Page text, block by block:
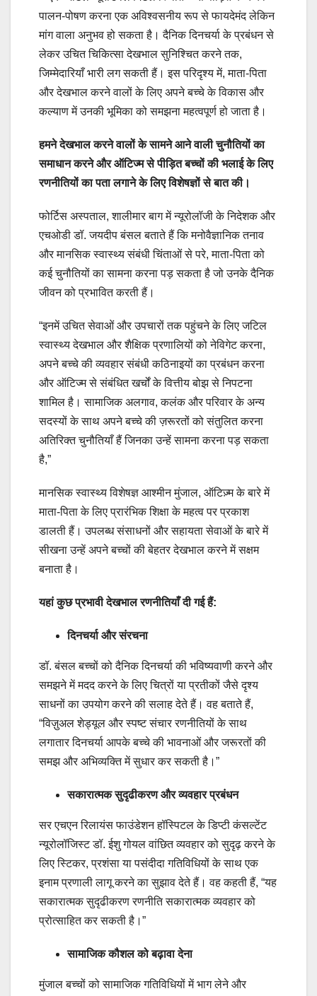
पालन-पोषण करना एक अविश्वसनीय रूप से फायदेमंद लेकिन
मांग वाला अनुभव हो सकता है। दैनिक दिनचर्या के प्रबंधन से
लेकर उचित चिकित्सा देखभाल सुनिश्चित करने तक,
जिम्मेदारियाँ भारी लग सकती हैं। इस परिदृश्य में, माता-पिता
और देखभाल करने वालों के लिए अपने बच्चे के विकास और
कल्याण में उनकी भूमिका को समझना महत्वपूर्ण हो जाता है।
हमने देखभाल करने वालों के सामने आने वाली चुनौतियों का
समाधान करने और ऑटिज्म से पीड़ित बच्चों की भलाई के लिए
रणनीतियों का पता लगाने के लिए विशेषज्ञों से बात की।
फोर्टिस अस्पताल, शालीमार बाग में न्यूरोलॉजी के निदेशक और
एचओडी डॉ. जयदीप बंसल बताते हैं कि मनोवैज्ञानिक तनाव
और मानसिक स्वास्थ्य संबंधी चिंताओं से परे, माता-पिता को
कई चुनौतियों का सामना करना पड़ सकता है जो उनके दैनिक
जीवन को प्रभावित करती हैं।
“इनमें उचित सेवाओं और उपचारों तक पहुंचने के लिए जटिल
स्वास्थ्य देखभाल और शैक्षिक प्रणालियों को नेविगेट करना,
अपने बच्चे की व्यवहार संबंधी कठिनाइयों का प्रबंधन करना
और ऑटिज्म से संबंधित खर्चों के वित्तीय बोझ से निपटना
शामिल है। सामाजिक अलगाव, कलंक और परिवार के अन्य
सदस्यों के साथ अपने बच्चे की ज़रूरतों को संतुलित करना
अतिरिक्त चुनौतियाँ हैं जिनका उन्हें सामना करना पड़ सकता
है,”
मानसिक स्वास्थ्य विशेषज्ञ आश्मीन मुंजाल, ऑटिज़्म के बारे में
माता-पिता के लिए प्रारंभिक शिक्षा के महत्व पर प्रकाश
डालती हैं। उपलब्ध संसाधनों और सहायता सेवाओं के बारे में
सीखना उन्हें अपने बच्चों की बेहतर देखभाल करने में सक्षम
बनाता है।
यहां कुछ प्रभावी देखभाल रणनीतियाँ दी गई हैं:
दिनचर्या और संरचना
डॉ. बंसल बच्चों को दैनिक दिनचर्या की भविष्यवाणी करने और
समझने में मदद करने के लिए चित्रों या प्रतीकों जैसे दृश्य
साधनों का उपयोग करने की सलाह देते हैं। वह बताते हैं,
“विज़ुअल शेड्यूल और स्पष्ट संचार रणनीतियों के साथ
लगातार दिनचर्या आपके बच्चे की भावनाओं और जरूरतों की
समझ और अभिव्यक्ति में सुधार कर सकती है।”
सकारात्मक सुदृढीकरण और व्यवहार प्रबंधन
सर एचएन रिलायंस फाउंडेशन हॉस्पिटल के डिप्टी कंसल्टेंट
न्यूरोलॉजिस्ट डॉ. ईशु गोयल वांछित व्यवहार को सुदृढ़ करने के
लिए स्टिकर, प्रशंसा या पसंदीदा गतिविधियों के साथ एक
इनाम प्रणाली लागू करने का सुझाव देते हैं। वह कहती हैं, “यह
सकारात्मक सुदृढीकरण रणनीति सकारात्मक व्यवहार को
प्रोत्साहित कर सकती है।”
सामाजिक कौशल को बढ़ावा देना
मुंजाल बच्चों को सामाजिक गतिविधियों में भाग लेने और